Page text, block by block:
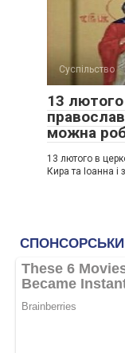
Суспільство
13
можна
13 лютого в
Кира та Іоанна і з